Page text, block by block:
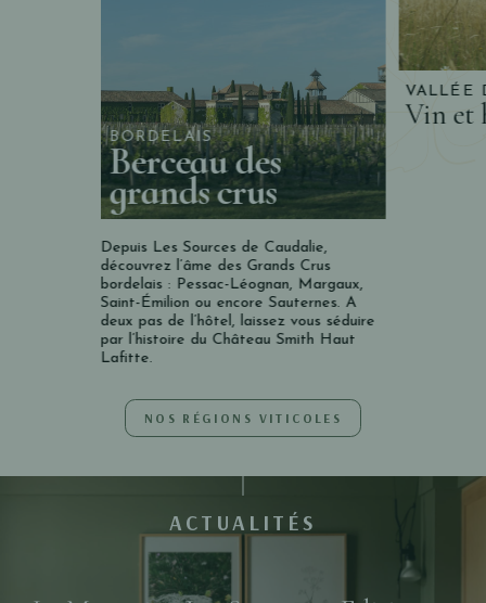
BORDELAIS
Berceau des
grands crus
Depuis Les Sources de Caudalie,
découvrez l’âme des Grands Crus
bordelais : Pessac-Léognan, Margaux,
Saint-Émilion ou encore Sauternes. A
deux pas de l’hôtel, laissez vous séduire
par l’histoire du Château Smith Haut
Lafitte.
VALLÉE
Vin et
NOS RÉGIONS VITICOLES
ACTUALITÉS